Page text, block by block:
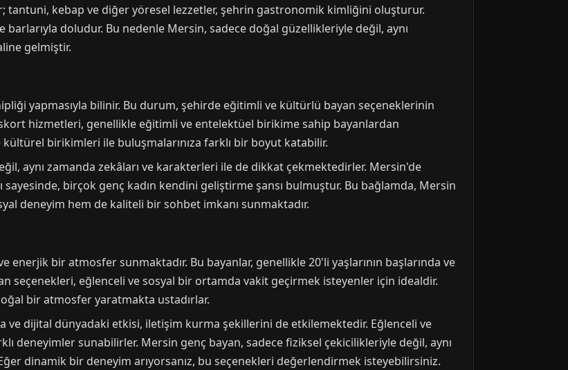
tantuni, kebap ve diğer yöresel lezzetler, şehrin gastronomik kimliğini oluşturur.
barlarıyla doludur. Bu nedenle Mersin, sadece doğal güzellikleriyle değil, aynı
gelmiştir.
yapmasıyla bilinir. Bu durum, şehirde eğitimli ve kültürlü bayan seçeneklerinin
hizmetleri, genellikle eğitimli ve entelektüel birikime sahip bayanlardan
birikimleri ile buluşmalarınıza farklı bir boyut katabilir.
aynı zamanda zekâları ve karakterleri ile de dikkat çekmektedirler. Mersin'de
birçok genç kadın kendini geliştirme şansı bulmuştur. Bu bağlamda, Mersin
deneyim hem de kaliteli bir sohbet imkanı sunmaktadır.
enerjik bir atmosfer sunmaktadır. Bu bayanlar, genellikle 20'li yaşlarının başlarında ve
seçenekleri, eğlenceli ve sosyal bir ortamda vakit geçirmek isteyenler için idealdir.
bir atmosfer yaratmakta ustadırlar.
ve dijital dünyadaki etkisi, iletişim kurma şekillerini de etkilemektedir. Eğlenceli ve
deneyimler sunabilirler. Mersin genç bayan, sadece fiziksel çekicilikleriyle değil, aynı
dinamik bir deneyim arıyorsanız, bu seçenekleri değerlendirmek isteyebilirsiniz.